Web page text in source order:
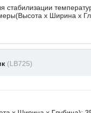
стабилизации
х Ширина х
(LB725)